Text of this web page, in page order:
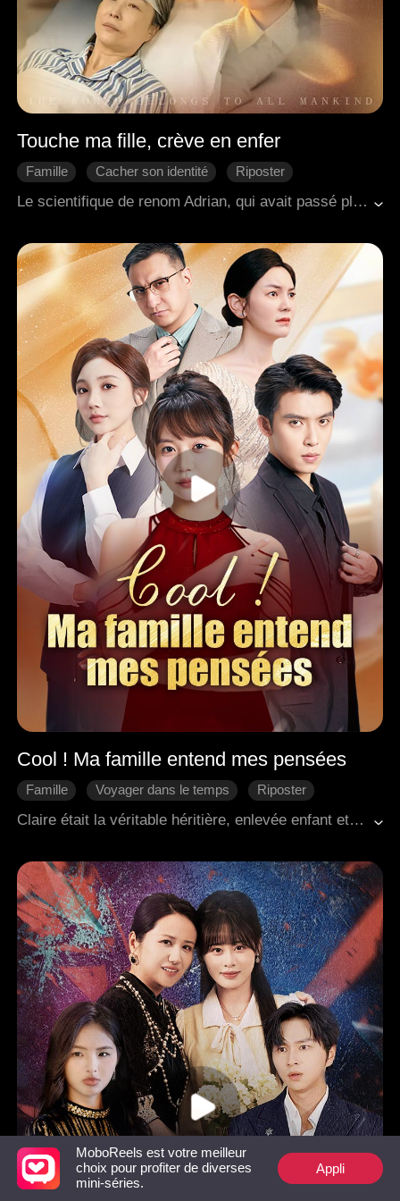
Touche ma fille, crève en enfer
Famille Cacher son identité
Riposter
Le scientifique de renom Adrian, qui avait passé plus d'une décennie dans l'ombre à développer des armes pour la nation, revint enfin après avoir achevé sa mission, déterminé à retrouver sa femme Elsie et sa fille Charlie. Pendant ce temps, Charlie, une jeune fille issue des milieux les plus défavorisés, et sa mère muette Elsie peinaient à joindre les deux bouts en tenant un petit étal de rue, subissant en plus les brutalités du caïd du quartier Caleb. Un jour, Elsie fut violemment battue et, dans des circonstances tragiques, chuta d'un immeuble, sombrant dans un état végétatif. Ignorant que son père était le mystérieux Adrian récemment revenu, Charlie se retrouva seule, sans personne vers qui se tourner pour obtenir justice. Désespérée de sauver sa mère, elle se rendit dans une clinique pour obtenir un remède rare et précieux. Cependant, Caleb lui arracha ce précieux remède sans scrupules. Heureusement, la secrétaire d'Adrian, Valerie, intervint juste à temps pour lui venir en aide, ce qui mena à des retrouvailles émouvantes entre Adrian et sa fille. Ensemble, ils réussirent à faire triompher la justice en infligeant une sanction bien méritée à Caleb et à son père.
Cool ! Ma famille entend mes pensées
Famille Voyager dans le temps
Riposter
Super pouvoirs
Romance moderne
Claire était la véritable héritière, enlevée enfant et abandonnée à la campagne. Après être revenue chez elle à l'âge adulte, elle fut assassinée par la fausse héritière, Paisley, et son père, Andrew. Avant de rendre son dernier souffle, elle fit une promesse sacrée : si une nouvelle vie lui était accordée, elle ferait payer ses ennemis de leur propre sang. Dans le monde moderne, après s'être plainte du scénario de ce roman, elle se retrouva soudainement plongée dans l'univers du roman, dans la peau de l'héritière tout juste rentrée chez elle. Étrangement, toute sa famille pouvait entendre ses pensées. En apprenant que Paisley n'était qu'une fille illégitime, sa mère, Everly, autrefois si fragile, devint une protectrice acharnée. Son frère, Ryan, coupa immédiatement les ponts après avoir découvert que son ami était un espion. Même Josiah entendit Claire prédire sa mort imminente. Même si Claire voulait tourner la page, elle fut entraînée malgré elle dans les tourments de cette riche famille. Paisley manipulait les autres en se faisant passer pour une victime, Andrew cherchait à l'embrouiller, et la vérité sur la mort de sa mère commençait à émerger. En utilisant son avantage d'être lue dans ses pensées, Claire réveilla tout les membres de sa famille, et ensemble, ils ripostèrent. À la fin, Paisley fut ruinée, Andrew emprisonné, Claire prit son destin en main et le réécrivit, et elle gagna le cœur de Josiah.
MoboReels est votre meilleur
choix pour profiter de diverses
mini-séries.
Appli